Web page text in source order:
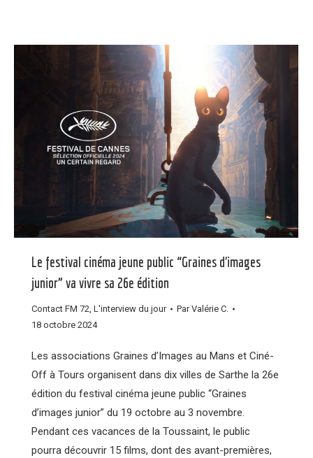
Le festival cinéma jeune public “Graines d’images
junior” va vivre sa 26e édition
Contact FM 72, L'interview du jour ParValérie C.
18 octobre 2024
Les associations Graines d’Images au Mans et Ciné-
Off à Tours organisent dans dix villes de Sarthe la 26e
édition du festival cinéma jeune public “Graines
d’images junior” du 19 octobre au 3 novembre.
Pendant ces vacances de la Toussaint, le public
pourra découvrir 15 films, dont des avant-premières,